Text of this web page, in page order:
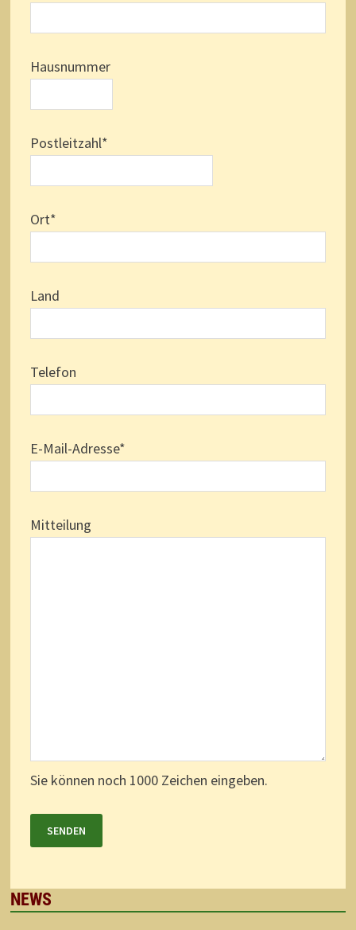
Hausnummer
Postleitzahl*
Ort*
Land
Telefon
Bitte lasse dieses Feld leer.
E-Mail-Adresse*
Mitteilung
Sie können noch 1000Zeichen eingeben.
NEWS